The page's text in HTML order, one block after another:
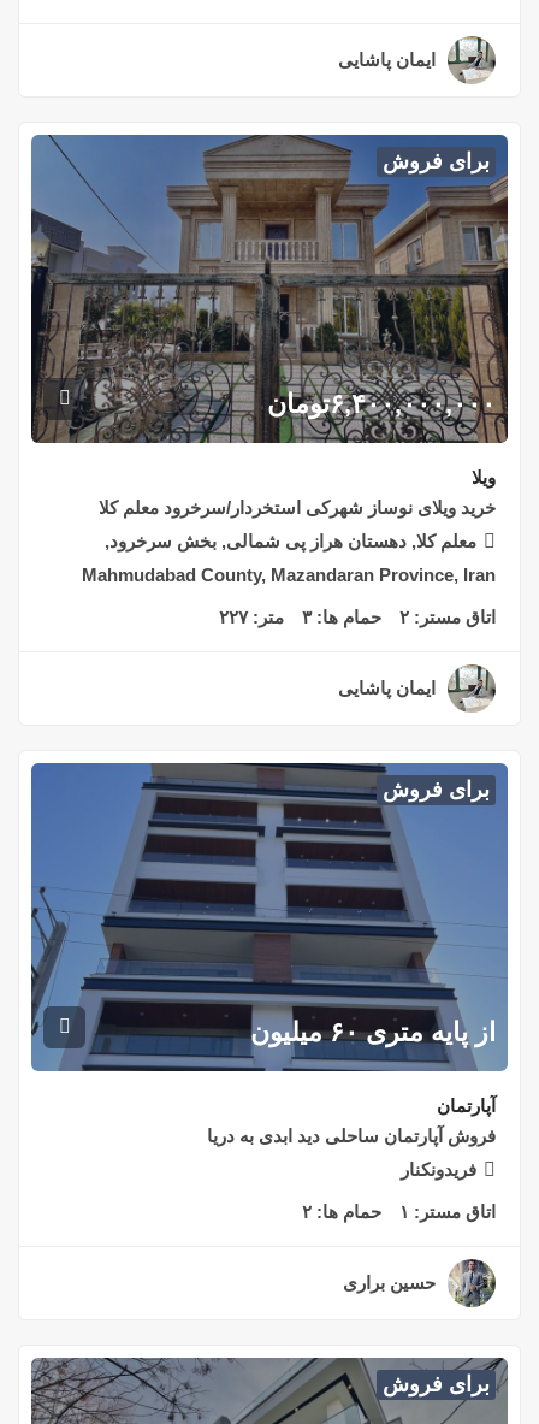
ایمان پاشایی
برای فروش
۶,۴۰۰,۰۰۰,۰۰۰تومان
ویلا
خرید ویلای نوساز شهرکی استخردار/سرخرود معلم کلا
معلم کلا, دهستان هراز پی شمالی, بخش سرخرود,
Mahmudabad County, Mazandaran Province, Iran
اتاق مستر: ۲ حمام ها:۳ متر:۲۲۷
ایمان پاشایی
برای فروش
از پایه متری ۶۰ میلیون
آپارتمان
فروش آپارتمان ساحلی دید ابدی به دریا
فریدونکنار
اتاق مستر: ۱ حمام ها: ۲
حسین براری
برای فروش